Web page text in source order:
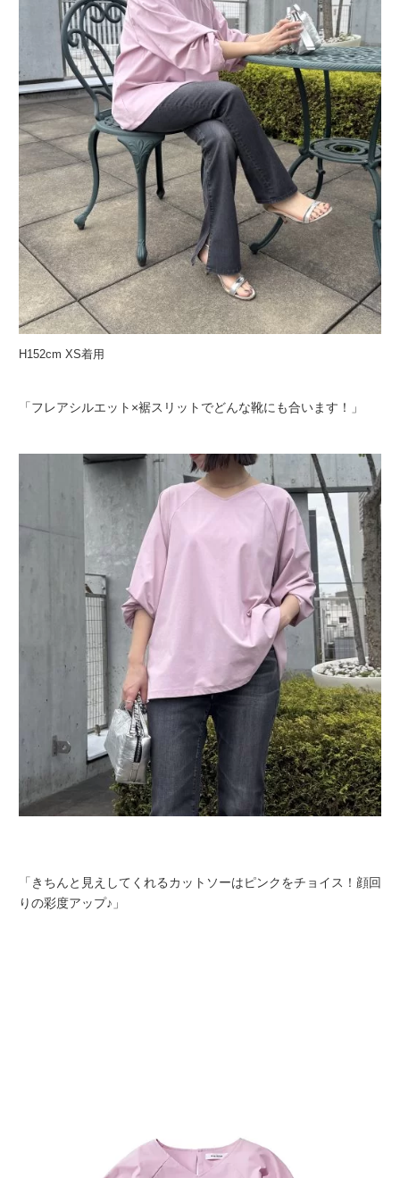
H152cm XS着用
「フレアシルエット×裾スリットでどんな靴にも合います！」
「きちんと見えしてくれるカットソーはピンクをチョイス！顔回
りの彩度アップ♪」